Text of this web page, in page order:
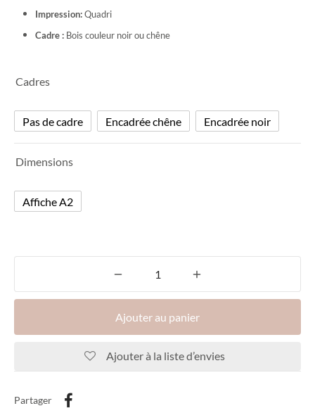
Impression:Quadri
Cadre : Bois couleur noir ou chêne
Cadres
Pas de cadre Encadrée chêne Encadrée noir
Dimensions
Affiche A2
Ajouter au panier
Ajouter à la liste d’envies
Partager